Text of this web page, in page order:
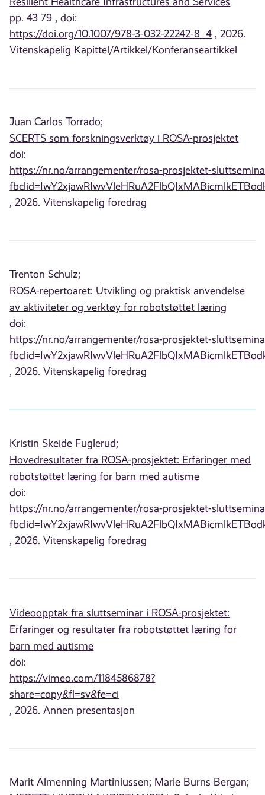
pp. 43 79 , doi:
https://doi.org/10.1007/978-3-032-22242-8_4 , 2026.
Vitenskapelig Kapittel/Artikkel/Konferanseartikkel
Juan Carlos Torrado;
SCERTS som forskningsverktøy i ROSA-prosjektet
doi:
https://nr.no/arrangementer/rosa-prosjektet-
, 2026. Vitenskapelig foredrag
Trenton Schulz;
ROSA-repertoaret: Utvikling og praktisk anvendelse
av aktiviteter og verktøy for robotstøttet læring
doi:
https://nr.no/arrangementer/rosa-prosjektet-
, 2026. Vitenskapelig foredrag
Kristin Skeide Fuglerud;
Hovedresultater fra ROSA-prosjektet: Erfaringer med
robotstøttet læring for barn med autisme
doi:
https://nr.no/arrangementer/rosa-prosjektet-
, 2026. Vitenskapelig foredrag
Videoopptak fra sluttseminar i ROSA-prosjektet:
Erfaringer og resultater fra robotstøttet læring for
barn med autisme
doi:
https://vimeo.com/1184586878?
share=copy&fl=sv&fe=ci
, 2026. Annen presentasjon
Marit Almenning Martiniussen; Marie Burns Bergan;